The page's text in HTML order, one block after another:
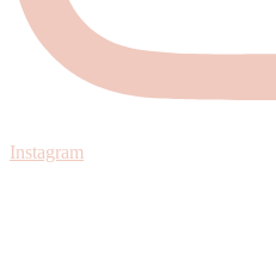
Instagram